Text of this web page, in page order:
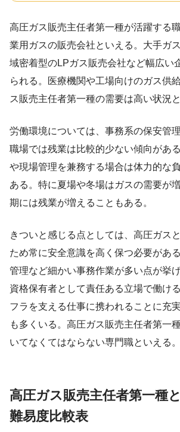
高圧ガス販売主任者第一種が活躍する
業用ガスの販売会社といえる。大手ガ
域密着型のLPガス販売会社など幅広い
られる。医療機関や工場向けのガス供
ス販売主任者第一種の需要は高い状況と
労働環境については、事務系の保安管
職場では残業は比較的少ない傾向があ
や現場管理を兼務する場合は体力的な
ある。特に夏場や冬場はガスの需要が
期には残業が増えることもある。
きついと感じる点としては、高圧ガス
ため常に安全意識を高く保つ必要があ
管理など細かい事務作業が多い点が挙
資格保有者として責任ある立場で働け
フラを支える仕事に携われることに充
も多くいる。高圧ガス販売主任者第一
いてなくてはならない専門職といえる。
高圧ガス販売主任者第一種
難易度比較表